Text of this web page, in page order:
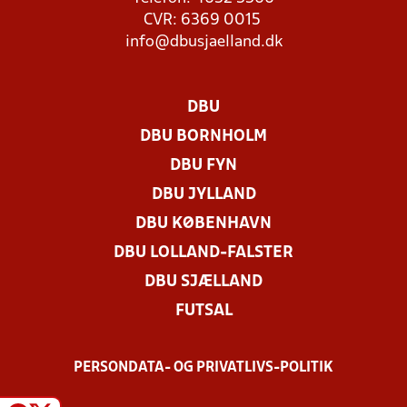
CVR: 6369 0015
info@dbusjaelland.dk
DBU
DBU BORNHOLM
DBU FYN
DBU JYLLAND
DBU KØBENHAVN
DBU LOLLAND-FALSTER
DBU SJÆLLAND
FUTSAL
PERSONDATA- OG PRIVATLIVS-POLITIK